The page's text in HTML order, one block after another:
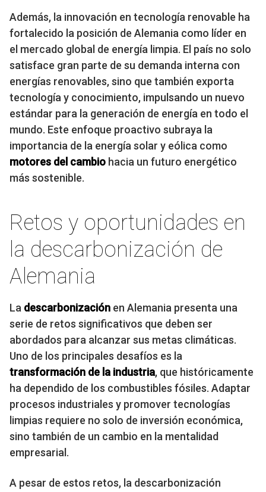
Además, la innovación en tecnología renovable ha
fortalecido la posición de Alemania como líder en
el mercado global de energía limpia. El país no solo
satisface gran parte de su demanda interna con
energías renovables, sino que también exporta
tecnología y conocimiento, impulsando un nuevo
estándar para la generación de energía en todo el
mundo. Este enfoque proactivo subraya la
importancia de la energía solar y eólica como
motores del cambio hacia un futuro energético
más sostenible.
Retos y oportunidades en
la descarbonización de
Alemania
La descarbonización en Alemania presenta una
serie de retos significativos que deben ser
abordados para alcanzar sus metas climáticas.
Uno de los principales desafíos es la
transformación de la industria, que históricamente
ha dependido de los combustibles fósiles. Adaptar
procesos industriales y promover tecnologías
limpias requiere no solo de inversión económica,
sino también de un cambio en la mentalidad
empresarial.
A pesar de estos retos, la descarbonización